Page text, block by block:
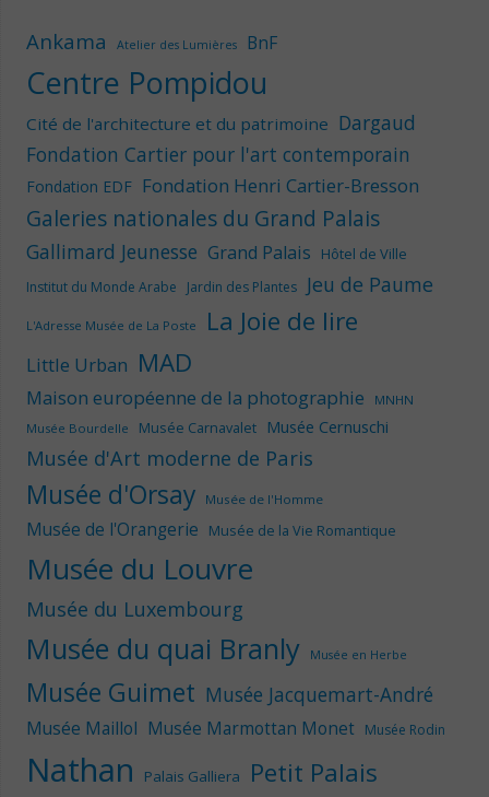
Ankama Atelier des Lumières BnF
Centre Pompidou
Cité de l'architecture et du patrimoine Dargaud
Fondation Cartier pour l'art contemporain
Fondation EDF Fondation Henri Cartier-Bresson
Galeries nationales du Grand Palais
Gallimard Jeunesse Grand Palais Hôtel de Ville
Institut du Monde Arabe Jardin des Plantes Jeu de Paume
L'Adresse Musée de La Poste La Joie de lire
Little Urban MAD
Maison européenne de la photographie
MNHN
Musée Bourdelle
Musée Carnavalet Musée Cernuschi
Musée d'Art moderne de Paris
Musée d'Orsay Musée de l'Homme
Musée de l'Orangerie Musée de la Vie Romantique
Musée du Louvre
Musée du Luxembourg
Musée du quai Branly Musée en Herbe
Musée Guimet Musée Jacquemart-André
Musée Maillol Musée Marmottan Monet Musée Rodin
Nathan Palais Galliera Petit Palais